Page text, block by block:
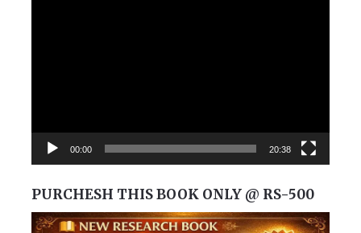
00:00 20:38
PURCHESH THIS BOOK ONLY @ RS-500